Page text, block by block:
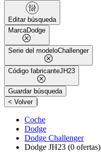
Editar búsqueda
MarcaDodge
Serie del modeloChallenger
Código fabricanteJH23
Guardar búsqueda
< Volver |
Coche
Dodge
Dodge Challenger
Dodge JH23 (0 ofertas)